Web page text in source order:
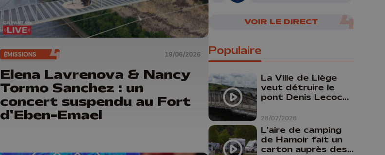
ÉMISSIONS 19/06/2026
Elena Lavrenova & Nancy
Tormo Sanchez : un
concert suspendu au Fort
d'Eben-Emael
VOIR LE DIRECT
Populaire
28/07/2026
La Ville de Liège
veut détruire le
pont Denis Lecocq
budget pour le
faire
L'aire de camping
de Hamoir fait un
carton auprès des